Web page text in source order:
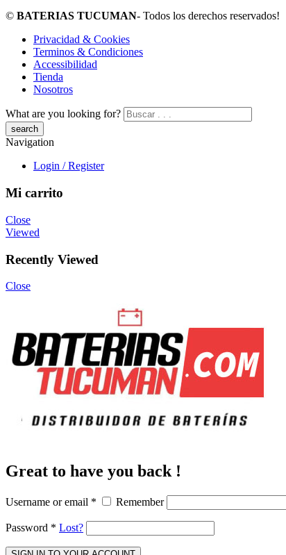
© BATERIAS TUCUMAN- Todos los derechos reservados!
Privacidad & Cookies
Terminos & Condiciones
Accessibilidad
Tienda
Nosotros
What are you looking for?
Navigation
Login / Register
Mi carrito
Close
Viewed
Recently Viewed
Close
Great to have you back !
Username or email * Remember
Password * Lost?